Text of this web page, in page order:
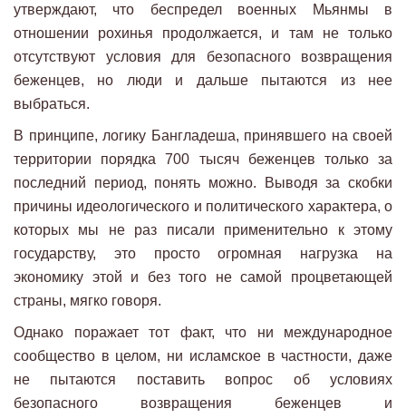
утверждают, что беспредел военных Мьянмы в
отношении рохинья продолжается, и там не только
отсутствуют условия для безопасного возвращения
беженцев, но люди и дальше пытаются из нее
выбраться.
В принципе, логику Бангладеша, принявшего на своей
территории порядка 700 тысяч беженцев только за
последний период, понять можно. Выводя за скобки
причины идеологического и политического характера, о
которых мы не раз писали применительно к этому
государству, это просто огромная нагрузка на
экономику этой и без того не самой процветающей
страны, мягко говоря.
Однако поражает тот факт, что ни международное
сообщество в целом, ни исламское в частности, даже
не пытаются поставить вопрос об условиях
безопасного возвращения беженцев и